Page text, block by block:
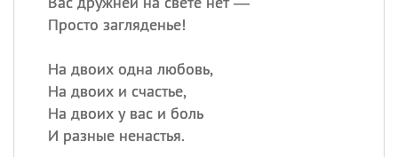
Просто загляденье!
На двоих одна любовь,
На двоих и счастье,
На двоих у вас и боль
И разные ненастья.